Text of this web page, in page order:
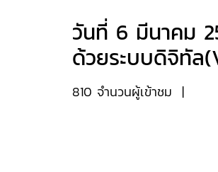
วันที่ 6 มีนาคม
ด้วยระบบดิจิทัล
810 จำนวนผู้เข้าชม |